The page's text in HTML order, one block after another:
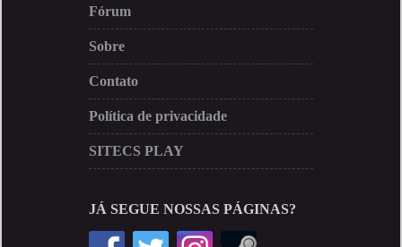
Fórum
Sobre
Contato
Política de privacidade
SITECS PLAY
JÁ SEGUE NOSSAS PÁGINAS?